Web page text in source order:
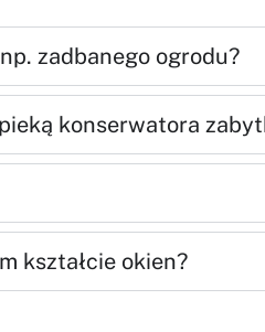
zadbanego ogrodu?
konserwatora
kształcie okien?